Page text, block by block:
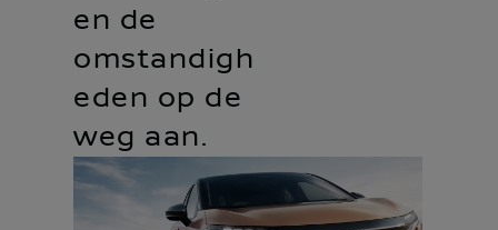
en de
omstandigh
eden op de
weg aan.